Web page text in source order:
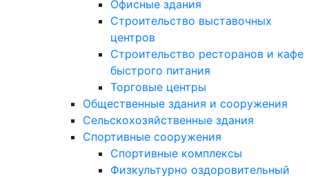
Офисные здания
Строительство выставочных
центров
Строительство ресторанов и кафе
быстрого питания
Торговые центры
Общественные здания и сооружения
Сельскохозяйственные здания
Спортивные сооружения
Спортивные комплексы
Физкультурно оздоровительный